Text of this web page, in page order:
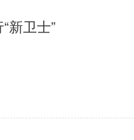
新卫士”